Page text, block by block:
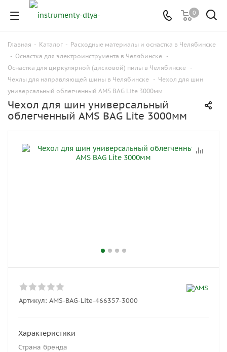
0
Главная - Каталог - Расходные материалы и оснастка в Челябинске
- Оснастка для электроинструмента в Челябинске -
Оснастка для циркулярной (дисковой) пилы в Челябинске -
Чехлы для направляющей шины в Челябинске - Чехол для шин
универсальный облегченный AMS BAG Lite 3000мм
Чехол для шин универсальный
облегченный AMS BAG Lite 3000мм
Артикул: AMS-BAG-Lite-466357-3000
Характеристики
Страна бренда